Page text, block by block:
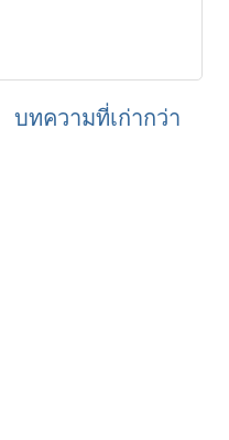
บทความที่เก่ากว่า